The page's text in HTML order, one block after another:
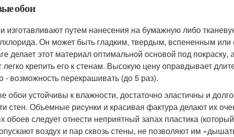
обои
изготавливают путем нанесения на бумажную либо
Он может быть гладким, твердым, вспененным или
делает этот материал оптимальной основой под
легко крепить его к стенам. Высокую цену оправдывает
- возможность перекрашивать (до 5 раз).
обои устойчивы к влажности, достаточно эластичны и
стен. Объемные рисунки и красивая фактура делают их
обоев следует отнести неприятный запах пластика
воздух и пар сквозь стены, не позволяют им